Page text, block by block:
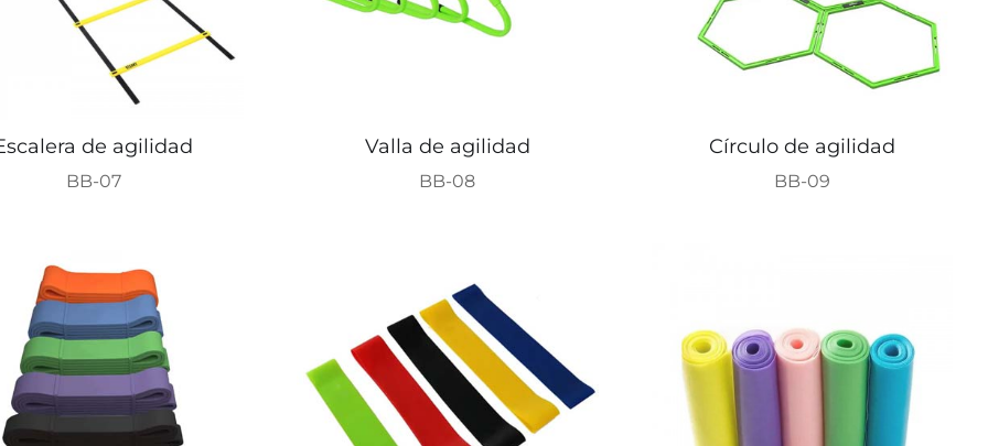
de agilidad
BB-07
Valla de agilidad
BB-08
Círculo de agilidad
BB-09